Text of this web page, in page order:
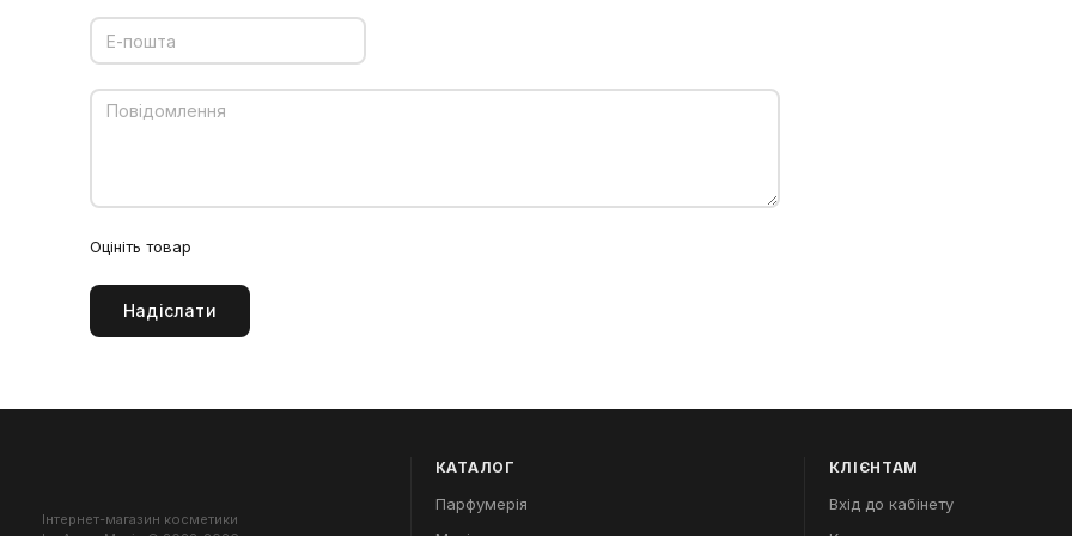
Оцініть товар
Надіслати
Інтернет-магазин косметики
КАТАЛОГ
Парфумерія
КЛІЄНТАМ
Вхід до кабінету